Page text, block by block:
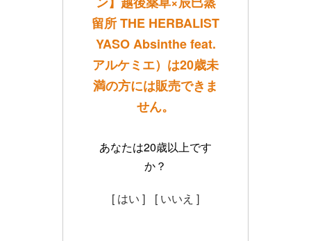
留所 THE HERBALIST
YASO Absinthe feat.
アルケミエ）は20歳未
満の方には販売できま
せん。
あなたは20歳以上です
か？
[ はい ] [ いいえ ]